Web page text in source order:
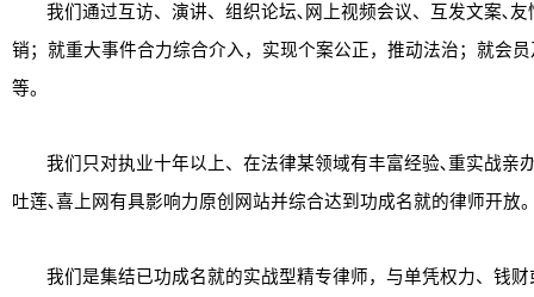
我们通过互访、演讲、组织论坛､ 网上视频会议、互发文案､ 友
销；就重大事件合力综合介入，实现个案公正，推动法治；就会
等。
我们只对执业十年以上、在法律某领域有丰富经验､重实战亲
吐莲､喜上网有具影响力原创网站并综合达到功成名就的律师开放
我们是集结已功成名就的实战型精专律师，与单凭权力、钱